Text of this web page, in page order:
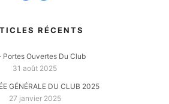
RÉCENTS
Portes Ouvertes Du Club
31 août 2025
GÉNÉRALE DU CLUB 2025
27 janvier 2025